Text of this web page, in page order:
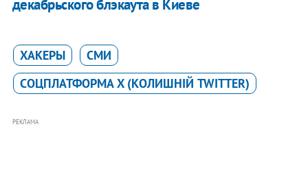
декабрьского блэкаута в Киеве
ХАКЕРЫ
СМИ
CОЦПЛАТФОРМА X (КОЛИШНІЙ TWITTER)
РЕКЛАМА